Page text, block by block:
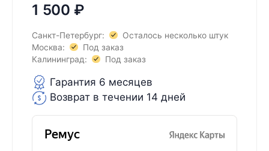
1 500 ₽
Санкт-Петербург:
Осталось несколько штук
Москва:
Под заказ
Калининград:
Под заказ
Гарантия 6 месяцев
Возврат в течении 14 дней